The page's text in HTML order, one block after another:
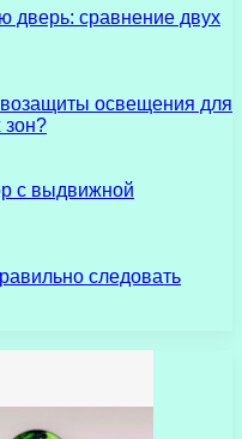
дверь: сравнение двух
освещения для
зон?
с выдвижной
следовать